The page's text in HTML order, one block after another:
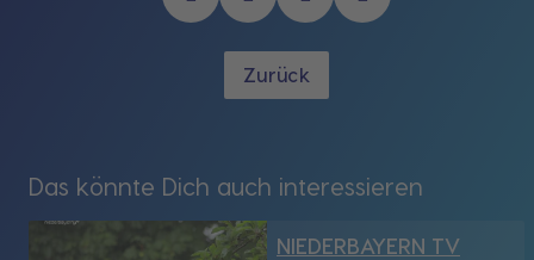
Zurück
Das könnte Dich auch interessieren
NIEDERBAYERN TV